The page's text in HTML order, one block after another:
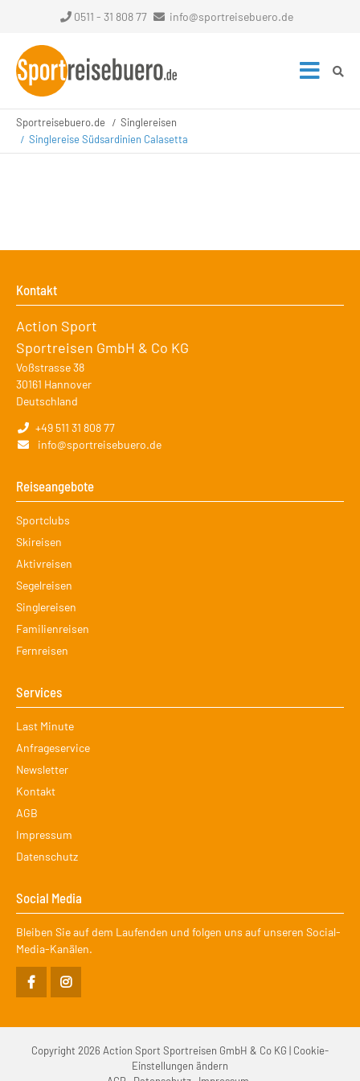
0511 - 31 808 77 info@sportreisebuero.de
Sportreisebuero.de
Singlereisen
Singlereise Südsardinien Calasetta
Kontakt
Action Sport
Sportreisen GmbH & Co KG
Voßstrasse 38
30161 Hannover
Deutschland
+49 511 31 808 77
info@sportreisebuero.de
Reiseangebote
Navigation
überspringen
Sportclubs
Skireisen
Aktivreisen
Segelreisen
Singlereisen
Familienreisen
Fernreisen
Services
Navigation
überspringen
Last Minute
Anfrageservice
Newsletter
Kontakt
AGB
Impressum
Datenschutz
Social Media
Bleiben Sie auf dem Laufenden und folgen uns auf unseren Social-
Media-Kanälen.
Copyright 2026 Action Sport Sportreisen GmbH & Co KG | Cookie-
Einstellungen ändern